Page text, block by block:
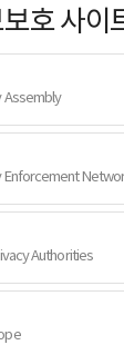
호 사이
Assembly
Enforcement
Authorities